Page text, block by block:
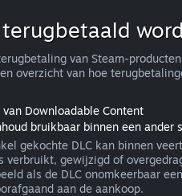
van Steam-
overzicht van hoe
Downloadable Content
bruikbaar binnen een ander
gekochte DLC kan binnen
verbruikt, gewijzigd of
als de DLC onomkeerbaar
aan de aankoop.